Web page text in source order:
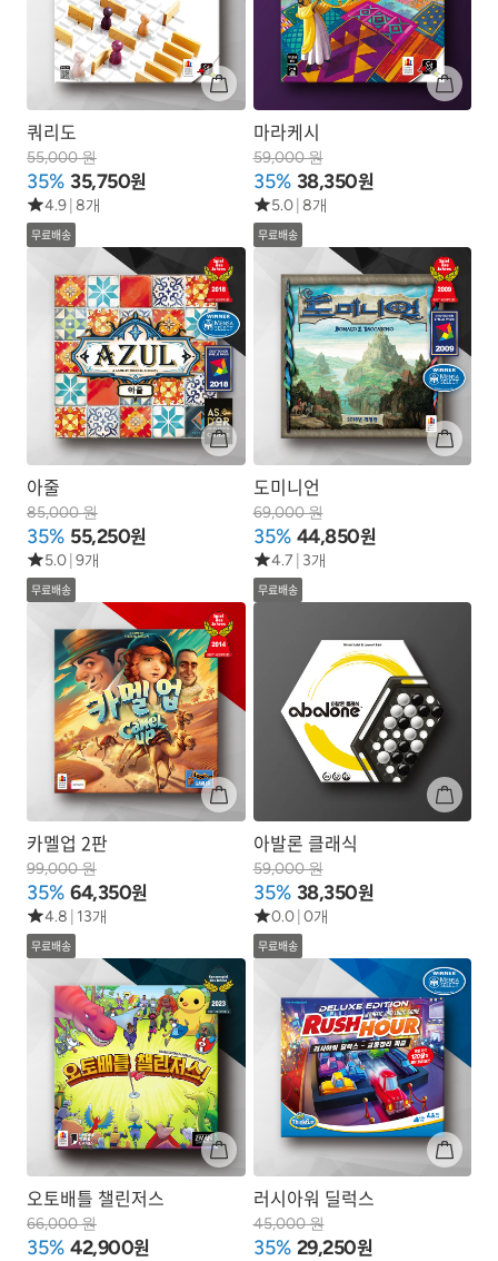
쿼리도
55,000 원
35% 35,750원
4.9 8개
무료배송
마라케시
59,000 원
35% 38,350원
5.0 8개
무료배송
아줄
85,000 원
35% 55,250원
5.0 9개
무료배송
도미니언
69,000 원
35% 44,850원
4.7 3개
무료배송
카멜업 2판
99,000 원
35% 64,350원
4.8 13개
무료배송
아발론 클래식
59,000 원
35% 38,350원
0.0 0개
무료배송
오토배틀 챌린저스
66,000 원
35% 42,900원
러시아워 딜럭스
45,000 원
35% 29,250원